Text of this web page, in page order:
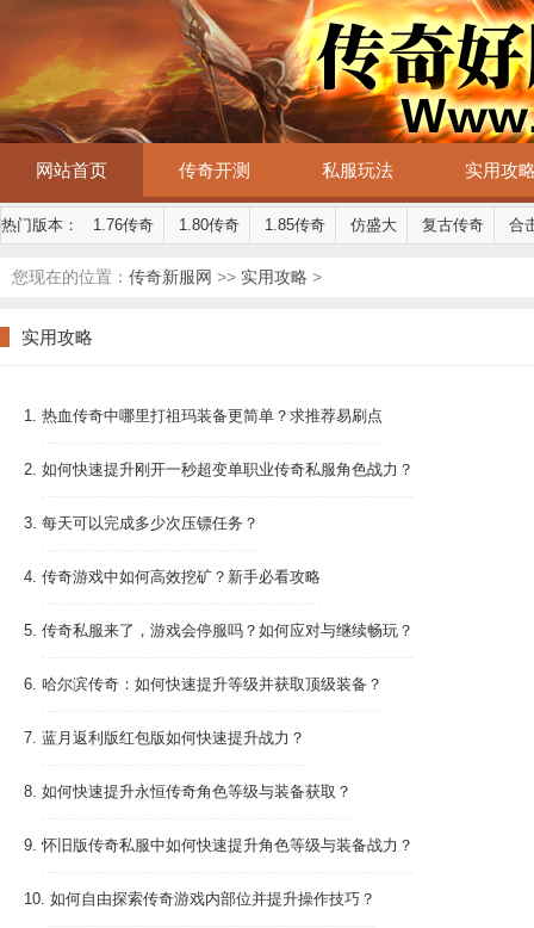
网站首页 传奇开测 私服玩法 实用攻
热门版本： 1.76传奇 1.80传奇 1.85传奇 仿盛大 复古传奇 合
您现在的位置： 传奇新服网 >> 实用攻略 >
实用攻略
1. 热血传奇中哪里打祖玛装备更简单？求推荐易刷点
2. 如何快速提升刚开一秒超变单职业传奇私服角色战力？
3. 每天可以完成多少次压镖任务？
4. 传奇游戏中如何高效挖矿？新手必看攻略
5. 传奇私服来了，游戏会停服吗？如何应对与继续畅玩？
6. 哈尔滨传奇：如何快速提升等级并获取顶级装备？
7. 蓝月返利版红包版如何快速提升战力？
8. 如何快速提升永恒传奇角色等级与装备获取？
9.怀旧版传奇私服中如何快速提升角色等级与装备战力？
10. 如何自由探索传奇游戏内部位并提升操作技巧？